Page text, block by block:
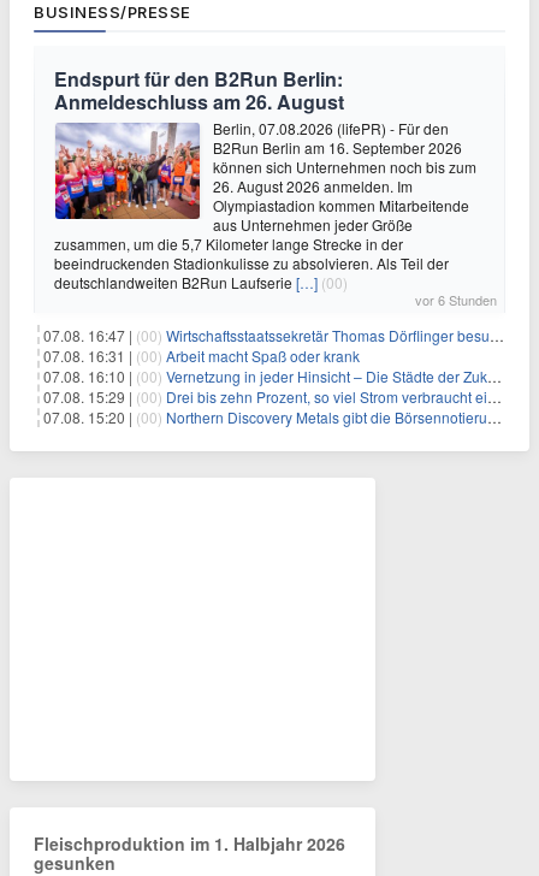
BUSINESS/PRESSE
Endspurt für den B2Run Berlin:
Anmeldeschluss am 26. August
Berlin, 07.08.2026 (lifePR) - Für den
B2Run Berlin am 16. September 2026
können sich Unternehmen noch bis zum
26. August 2026 anmelden. Im
Olympiastadion kommen Mitarbeitende
aus Unternehmen jeder Größe
zusammen, um die 5,7 Kilometer lange Strecke in der
beeindruckenden Stadionkulisse zu absolvieren. Als Teil der
deutschlandweiten B2Run Laufserie […] (00)
vor 6 Stunden
07.08. 16:47 | (00) Wirtschaftsstaatssekretär Thomas Dörflinger besucht Handwerksbetrieb im Kammerbezirk Freiburg
07.08. 16:31 | (00) Arbeit macht Spaß oder krank
07.08. 16:10 | (00) Vernetzung in jeder Hinsicht – Die Städte der Zukunft sind grün-blau
07.08. 15:29 | (00) Drei bis zehn Prozent, so viel Strom verbraucht ein Aufzug im Gebäude
07.08. 15:20 | (00) Northern Discovery Metals gibt die Börsennotierung an der Frankfurter Wertpapierbörse bekannt
Fleischproduktion im 1. Halbjahr 2026
gesunken